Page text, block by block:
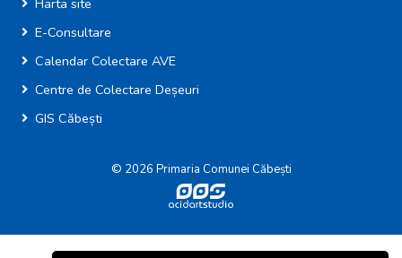
E-Consultare
Calendar Colectare AVE
Centre de Colectare Deșeuri
GIS Căbești
© 2026 Primaria Comunei Căbești